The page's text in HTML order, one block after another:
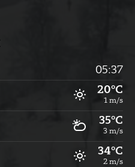
05:37
20°C
1 m/s
35°C
3 m/s
34°C
2 m/s